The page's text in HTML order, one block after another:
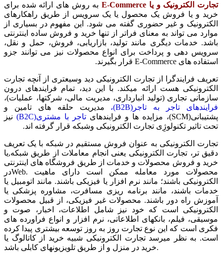
تجارت الکترونیک و یا E-Commerce
به روش های ارائه شده برای
خرید و یا فروش یک محصول یا یک سرویس از طریق راهکارهای
الکترونیک و غیر حضوری گفته می شود. این مفهوم در بسیاری از
موارد می تواند به معنای فراتر از تنها خرید و فروش ساده اینترنتی
باشد. خدمات دیگری مانند تولید، بازاریابی، فروش، حمل و نقل،
سرویس دهی و پرداخت برای انواع محصولات نیز می توانند جزو
استفاده های E-Commerce قرار بگیرند.
تعریف فرایندگرا از تجارت الکترونیکی دید وسیعتری از آنچه تجارت
الکترونیکی هست ارائه میکند. با این دید، تمام فرایندهای درون
سازمانی تجاری (تولید انبارداری، مدیریت مالی، شرکتها، عملیات)،
فرایندهای تاجر به تاجر(B2B)،
مدیریت حلقه های تامین و
پشتیبانی(SCM)، مزایده ها و فرایندهای
تاجر با مشتری(B2C)
نیز
تحت تاثیر تکنولوژِی تجارت الکترونیکی وشبکه قرار گرفته اند.
تجارت الکترونیکی به عنوان فروش مستقیم در شبکه با یک تعریف
دقیق تر، تجارت الکترونیکی یعنی انجام معاملات از طریق شبکه,یا
خرید و فروش محصولات و خدمات از طریق فروشگاه های اینترنتی
درWeb. محصولات مورد معامله ممکن است دارای ماهیت
الکترونیکی باشند؛ مانند نرم افزار یا فیزیکی باشند. مانند اتومبیل یا
خدمات باشند، مانند برنامه ریزی مسافرت، مشاوره پزشکی یا
آموزش راه دور باشند. محصولات غیر فیزیکی، از قبیل محصولات
الکترونیکی است که خود نیز شامل اطلاعات، اخبار، صوت و
موسیقی، فیلم، بانکهای اطلاعاتی، نرم افزار و انواع فراورده های
فکری است که این نوع تجارت روز به روز توسعه بیشتری پیدا کرده
است. به نظر میرسد تجارت الکترونیکی شبیه خرید از کاتالوگ یا
خرید در منزل و از طریق تلویزیونهای کابلی باشد.